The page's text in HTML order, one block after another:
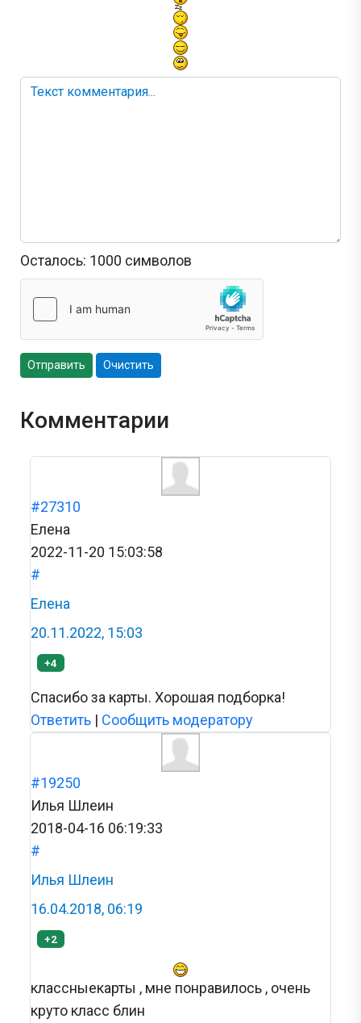
Осталось: 1000 символов
Отправить Очистить
Комментарии
#27310
Елена
2022-11-20 15:03:58
#
Елена
20.11.2022, 15:03
+4
Спасибо за карты. Хорошая подборка!
Ответить | Сообщить модератору
#19250
Илья Шлеин
2018-04-16 06:19:33
#
Илья Шлеин
16.04.2018, 06:19
+2
классныекарты , мне понравилось , очень
круто класс блин